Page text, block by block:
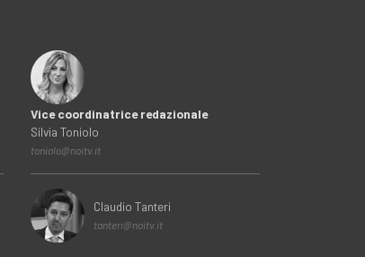
Vice coordinatrice redazionale
Silvia Toniolo
toniolo@noitv.it
Claudio Tanteri
tanteri@noitv.it